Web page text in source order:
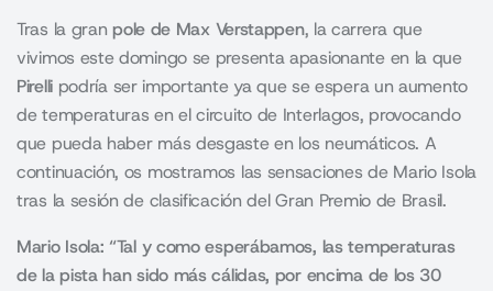
Tras la gran pole de Max Verstappen, la carrera que
vivimos este domingo se presenta apasionante en la que
Pirellipodría ser importante ya que se espera un aumento
de temperaturas en el circuito de Interlagos, provocando
que pueda haber más desgaste en los neumáticos. A
continuación, os mostramos las sensaciones de Mario Isola
tras la sesión de clasificación del Gran Premio de Brasil.
Mario Isola: “Tal y como esperábamos, las temperaturas
de la pista han sido más cálidas, por encima de los 30